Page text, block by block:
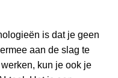
is dat je geen
aan de slag te
kun je ook je